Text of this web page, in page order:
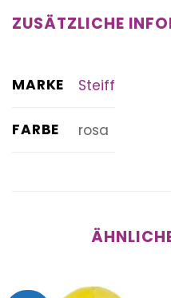
ZUSÄTZLICHE
MARKE Steiff
FARBE rosa